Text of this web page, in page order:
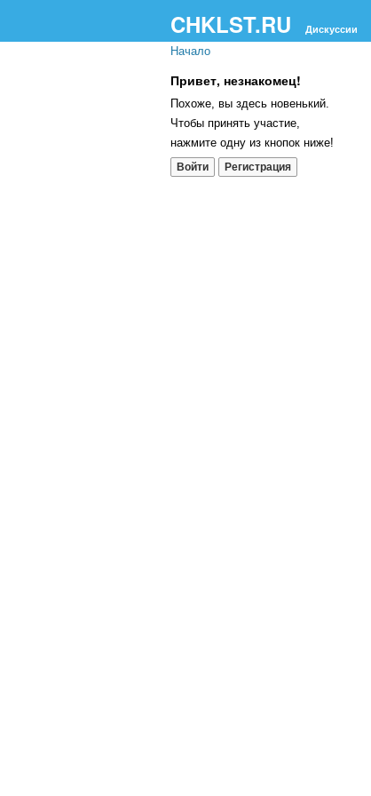
CHKLST.RU Дискуссии
Начало
Привет, незнакомец!
Похоже, вы здесь новенький.
Чтобы принять участие,
нажмите одну из кнопок ниже!
Войти Регистрация